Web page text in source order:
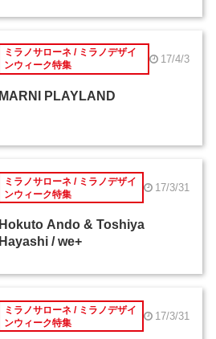
ミラノサローネ / ミラノデザイ
ンウィーク特集
17/4/3
MARNI PLAYLAND
ミラノサローネ / ミラノデザイ
ンウィーク特集
17/3/31
Hokuto Ando & Toshiya
Hayashi / we+
ミラノサローネ / ミラノデザイ
ンウィーク特集
17/3/31